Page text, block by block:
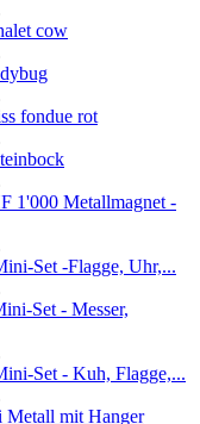
cow
fondue rot
Metallmagnet -
Set -Flagge, Uhr,...
Set - Messer,
Set - Kuh, Flagge,...
Metall mit Hanger